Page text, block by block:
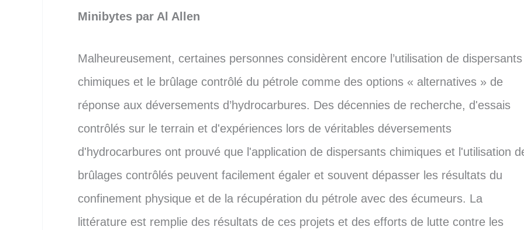
Minibytes par Al Allen
Malheureusement, certaines personnes considèrent encore l’utilisation de dispersants
chimiques et le brûlage contrôlé du pétrole comme des options « alternatives » de
réponse aux déversements d’hydrocarbures. Des décennies de recherche, d'essais
contrôlés sur le terrain et d'expériences lors de véritables déversements
d'hydrocarbures ont prouvé que l'application de dispersants chimiques et l'utilisation
brûlages contrôlés peuvent facilement égaler et souvent dépasser les résultats du
confinement physique et de la récupération du pétrole avec des écumeurs. La
littérature est remplie des résultats de ces projets et des efforts de lutte contre les